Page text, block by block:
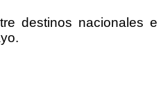
destinos nacionales